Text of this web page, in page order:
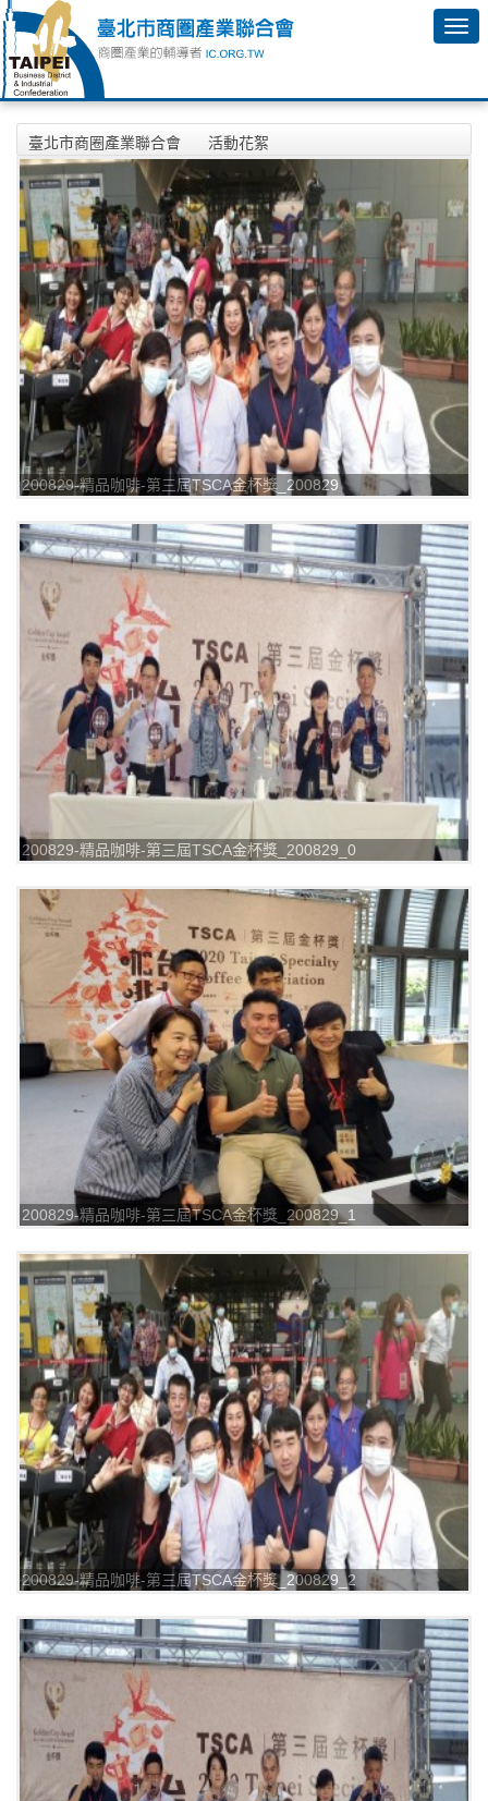
臺北市商圈產業聯合會
活動花絮
2020年08月29日-精品咖啡-第三屆TSCA金杯獎活動相本
200829-精品咖啡-第三屆TSCA金杯獎_200829
200829-精品咖啡-第三屆TSCA金杯獎_200829_0
200829-精品咖啡-第三屆TSCA金杯獎_200829_1
200829-精品咖啡-第三屆TSCA金杯獎_200829_2